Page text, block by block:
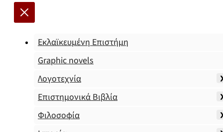
Εκλαϊκευμένη Επιστήμη
Graphic novels
Λογοτεχνία
Επιστημονικά Βιβλία
Φιλοσοφία